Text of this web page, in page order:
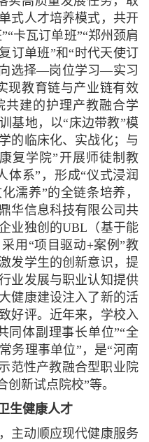
式人才培养模式，共开
卡瓦订单班”“郑州颈肩
订单班”和“时代天使订
选择—岗位学习—实习
现教育链与产业链有效
建的护理产教融合学
基地，以“床边带教”模
的临床化、实战化；与
复学院”开展师徒制教
体系”，形成“仪式浸润
养”的全链条培养，
华信息科技有限公司共
业独创的UBL（基于能
用“项目驱动+案例”教
发学生的创新意识，提
业发展与职业认知提供
健康建设注入了新的活
好评。近年来，学校入
同体副理事长单位”“全
务理事单位”，是“河南
范性产教融合型职业院
新试点院校”等。
生健康人才
主动顺应现代健康服务